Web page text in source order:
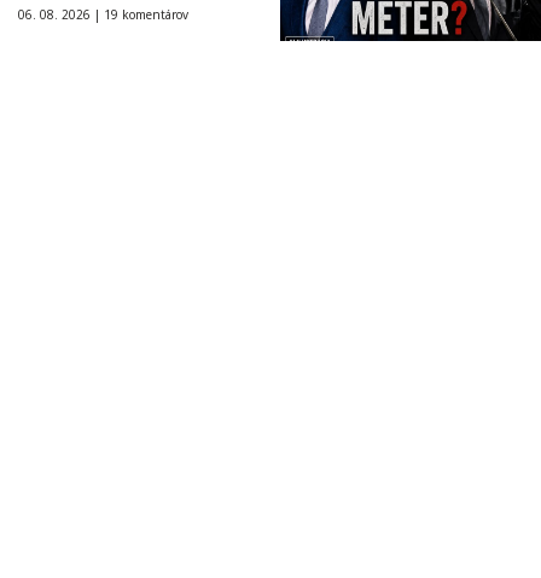
06. 08. 2026 | 19 komentárov